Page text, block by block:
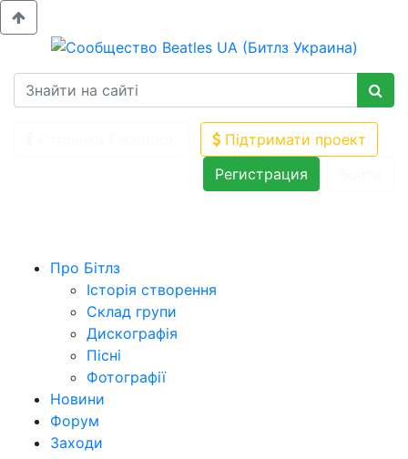
Підтримати проект
Регистрация
Про Бітлз
Історія створення
Склад групи
Дискографія
Пісні
Фотографії
Новини
Форум
Заходи